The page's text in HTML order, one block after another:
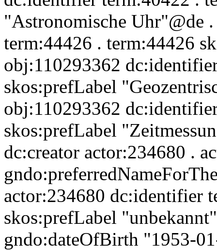
"Astronomische Uhr"@de
term:44426 . term:44426
obj:110293362
skos:prefLabel
obj:110293362
skos:prefLabel
dc:creator actor:234680 .
actor:234680 dc:identifier
skos:prefLabel
gndo:dateOfBirth "1953-